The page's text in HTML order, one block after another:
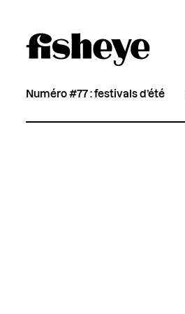
Numéro #77 : festivals d’été